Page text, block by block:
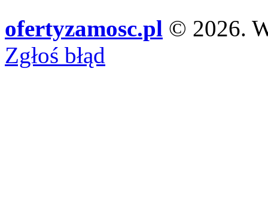
ofertyzamosc.pl © 2026.
Zgłoś błąd